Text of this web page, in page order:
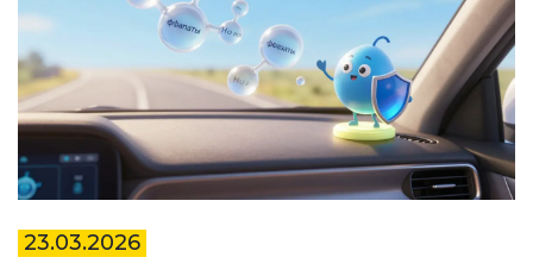
23.03.2026